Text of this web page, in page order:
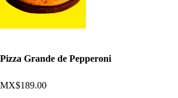
Pizza Grande de Pepperoni
MX$189.00